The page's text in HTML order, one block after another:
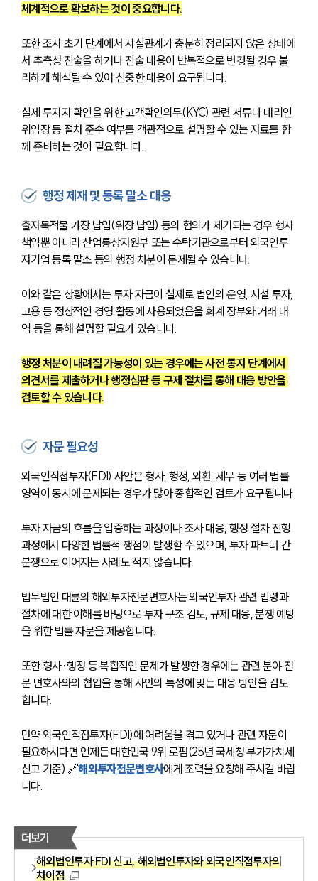
체계적으로 확보하는 것이 중요합니다.
또한 조사 초기 단계에서 사실관계가 충분히 정리되지 않은 상태에
서 추측성 진술을 하거나 진술 내용이 반복적으로 변경될 경우 불
리하게 해석될 수 있어 신중한 대응이 요구됩니다.
실제 투자자 확인을 위한 고객확인의무(KYC) 관련 서류나 대리인
위임장 등 절차 준수 여부를 객관적으로 설명할 수 있는 자료를 함
께 준비하는 것이 필요합니다.
행정 제재 및 등록 말소 대응
출자목적물 가장 납입(위장 납입) 등의 혐의가 제기되는 경우 형사
책임뿐 아니라 산업통상자원부 또는 수탁기관으로부터 외국인투
자기업 등록 말소 등의 행정 처분이 문제될 수 있습니다.
이와 같은 상황에서는 투자 자금이 실제로 법인의 운영, 시설 투자,
고용 등 정상적인 경영 활동에 사용되었음을 회계 장부와 거래 내
역 등을 통해 설명할 필요가 있습니다.
행정 처분이 내려질 가능성이 있는 경우에는 사전 통지 단계에서
의견서를 제출하거나 행정심판 등 구제 절차를 통해 대응 방안을
검토할 수 있습니다.
자문 필요성
외국인직접투자(FDI) 사안은 형사, 행정, 외환, 세무 등 여러 법률
영역이 동시에 문제되는 경우가 많아 종합적인 검토가 요구됩니다.
투자 자금의 흐름을 입증하는 과정이나 조사 대응, 행정 절차 진행
과정에서 다양한 법률적 쟁점이 발생할 수 있으며, 투자 파트너 간
분쟁으로 이어지는 사례도 적지 않습니다.
법무법인 대륜의 해외투자전문변호사는 외국인투자 관련 법령과
절차에 대한 이해를 바탕으로 투자 구조 검토, 규제 대응, 분쟁 예방
을 위한 법률 자문을 제공합니다.
또한 형사·행정 등 복합적인 문제가 발생한 경우에는 관련 분야 전
문 변호사와의 협업을 통해 사안의 특성에 맞는 대응 방안을 검토
합니다.
만약 외국인직접투자(FDI)에 어려움을 겪고 있거나 관련 자문이
필요하시다면 언제든 대한민국 9위 로펌(25년 국세청 부가가치세
신고 기준) 🔗해외투자전문변호사에게 조력을 요청해 주시길 바랍
니다.
더보기
해외법인투자 FDI 신고, 해외법인투자와 외국인직접투자의
차이점